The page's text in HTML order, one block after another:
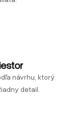
návrhu, ktorý
detail.